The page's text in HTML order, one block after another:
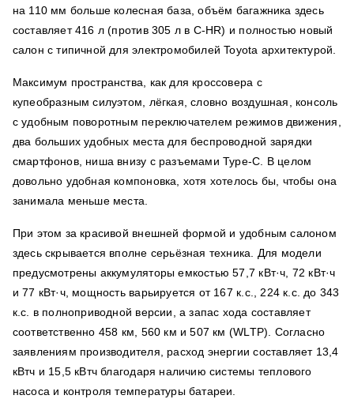
на 110 мм больше колесная база, объём багажника здесь
составляет 416 л (против 305 л в C-HR) и полностью новый
салон с типичной для электромобилей Toyota архитектурой.
Максимум пространства, как для кроссовера с
купеобразным силуэтом, лёгкая, словно воздушная, консоль
с удобным поворотным переключателем режимов движения,
два больших удобных места для беспроводной зарядки
смартфонов, ниша внизу с разъемами Type-C. В целом
довольно удобная компоновка, хотя хотелось бы, чтобы она
занимала меньше места.
При этом за красивой внешней формой и удобным салоном
здесь скрывается вполне серьёзная техника. Для модели
предусмотрены аккумуляторы емкостью 57,7 кВт·ч, 72 кВт·ч
и 77 кВт·ч, мощность варьируется от 167 к.с., 224 к.с. до 343
к.с. в полноприводной версии, а запас хода составляет
соответственно 458 км, 560 км и 507 км (WLTP). Согласно
заявлениям производителя, расход энергии составляет 13,4
кВтч и 15,5 кВтч благодаря наличию системы теплового
насоса и контроля температуры батареи.